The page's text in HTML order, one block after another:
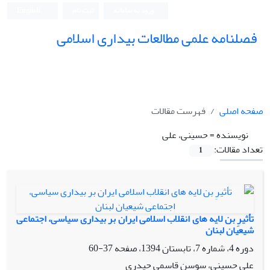
فصلنامه علمی مطالعات بیداری اسلامی
صفحه اصلی
فهرست مقالات
نویسنده =حسینی، علی
تعداد مقالات:
1
تأثیرِ بن لایه های انقلاب اسلامی ایران بر بیداری سیاسی، اجتماعی
شیعیان لبنان
دوره 4، شماره 7، تابستان 1394، صفحه
37-60
علی حسینی، سوسن قاسمی حیدری